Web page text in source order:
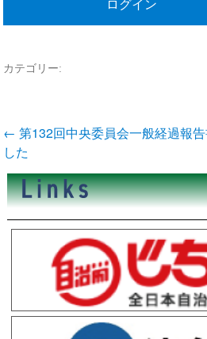
カテゴリー:
投
稿
ナ
ビ
ゲ
ー
シ
← 第132回中央委員会一般経過報
した